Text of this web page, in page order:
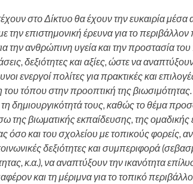
στο Δίκτυο θα έχουν την ευκαιρία μέσα
την επιστημονική έρευνα για το
την ανθρώπινη υγεία και την προστασία
δεξιότητες και αξίες, ώστε να
ενεργοί πολίτες για πρακτικές και
του τόπου στην προοπτική της
δημιουργικότητά τους, καθώς το θέμα
της βιωματικής εκπαίδευσης, της ομαδικής
όσο και του σχολείου με τοπικούς φορείς,
δεξιότητες και συμπεριφορά
κ.α.), να αναπτύξουν την ικανότητα
και τη μέριμνα για το τοπικό